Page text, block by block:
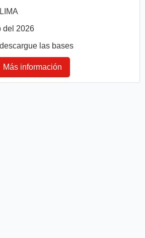
LIMA
del 2026
las bases
Más información